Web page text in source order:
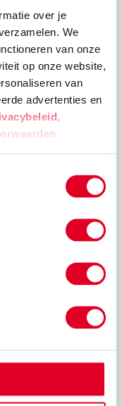
over je
We
van onze
op onze website,
van
advertenties en
,
.
rijgen
for life zo’n
mee kunt dan je
waardoor
onze speltips